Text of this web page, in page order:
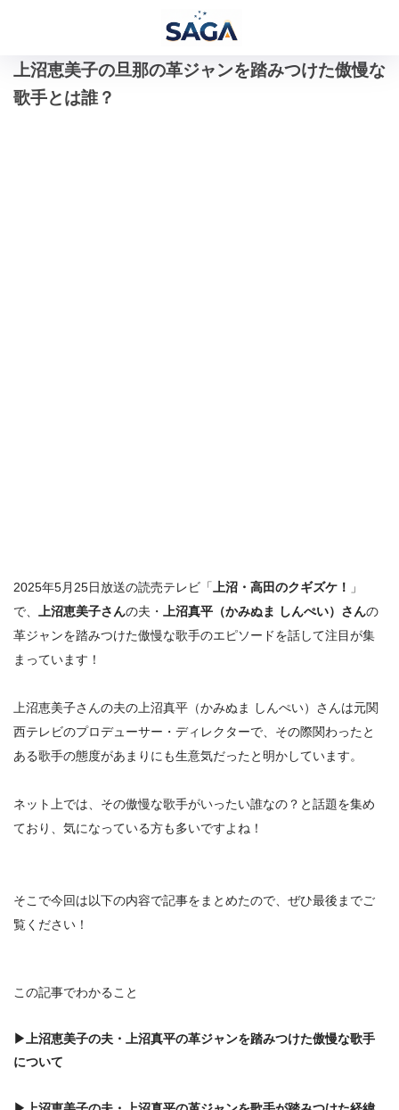
上沼恵美子の旦那の革ジャンを踏みつけた傲慢な
歌手とは誰？
2025年5月25日放送の読売テレビ「 上沼・高田のクギズケ！
」
で、
上沼恵美子さんの夫・ 上沼真平（かみぬま しんぺい）さんの
革ジャンを踏みつけた傲慢な歌手のエピソードを話して注目が集
まっています！
上沼恵美子さんの夫の上沼真平（かみぬま しんぺい）さんは元関
西テレビのプロデューサー・ディレクターで、その際関わった と
ある歌手の態度があまりにも生意気だった と明かしています。
ネット上では、 その傲慢な歌手がいったい誰なの？ と話題を集め
ており、気になっている方も多いですよね！
そこで今回は以下の内容で記事をまとめたので、ぜひ最後までご
覧ください！
この記事でわかること
▶ 上沼恵美子の夫・上沼真平の革ジャンを踏みつけた傲慢な歌手
について